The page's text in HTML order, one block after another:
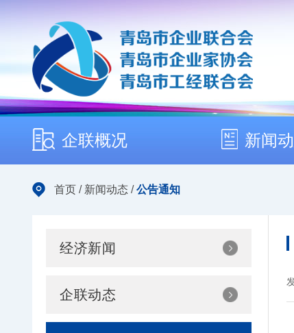
企联概况 新闻
首页 / 新闻动态 /公告通知
经济新闻
企联动态